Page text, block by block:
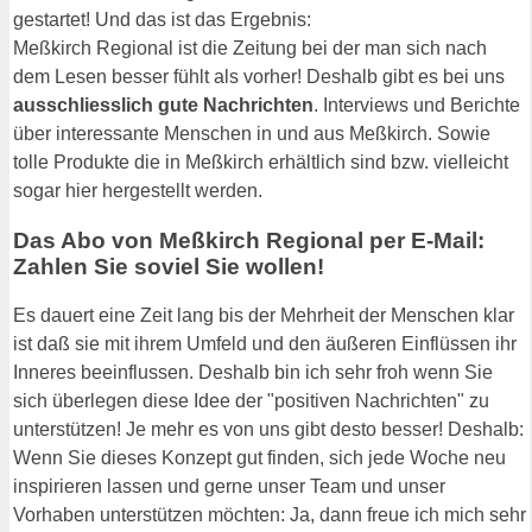
gestartet! Und das ist das Ergebnis:
Meßkirch Regional ist die Zeitung bei der man sich nach
dem Lesen besser fühlt als vorher! Deshalb gibt es bei uns
ausschliesslich gute Nachrichten. Interviews und Berichte
über interessante Menschen in und aus Meßkirch. Sowie
tolle Produkte die in Meßkirch erhältlich sind bzw. vielleicht
sogar hier hergestellt werden.
Das Abo von Meßkirch Regional per E-Mail:
Zahlen Sie soviel Sie wollen!
Es dauert eine Zeit lang bis der Mehrheit der Menschen klar
ist daß sie mit ihrem Umfeld und den äußeren Einflüssen ihr
Inneres beeinflussen. Deshalb bin ich sehr froh wenn Sie
sich überlegen diese Idee der "positiven Nachrichten" zu
unterstützen! Je mehr es von uns gibt desto besser! Deshalb:
Wenn Sie dieses Konzept gut finden, sich jede Woche neu
inspirieren lassen und gerne unser Team und unser
Vorhaben unterstützen möchten: Ja, dann freue ich mich sehr